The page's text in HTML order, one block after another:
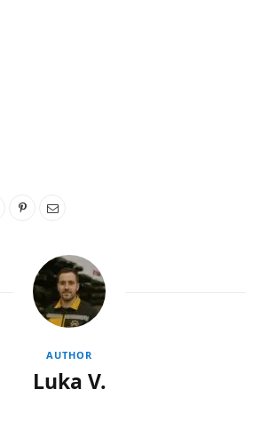
AUTHOR
Luka V.